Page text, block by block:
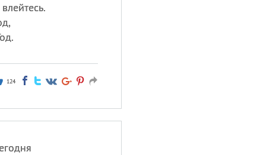
124